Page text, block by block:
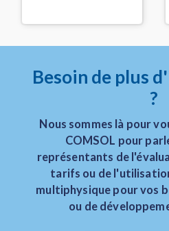
VIDÉO
des
Besoin de plus
?
Nous sommes là pour
COMSOL pour
représentants de
tarifs ou de
multiphysique pour vos
ou de